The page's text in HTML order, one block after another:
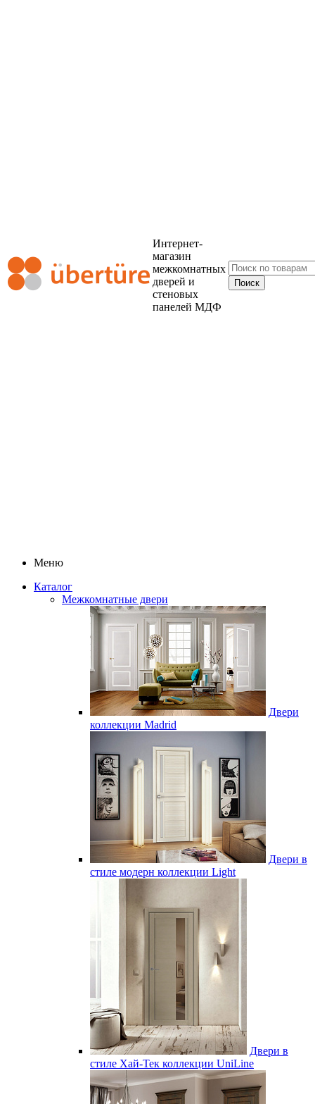
Интернет-
магазин
межкомнатных
дверей и
стеновых
панелей МДФ
Меню
Каталог
Межкомнатные двери
Двери
коллекции Madrid
Двери в
стиле модерн коллекции Light
Двери в
стиле Хай-Тек коллекции UniLine